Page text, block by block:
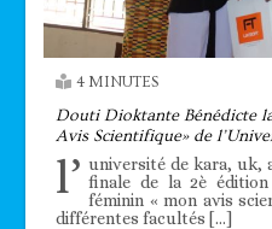
4 MINUTES
Douti Dioktante Bénédicte
Avis Scientifique» de
l’ université de kara, uk,
finale de la 2è
féminin « mon avis
différentes facultés […]